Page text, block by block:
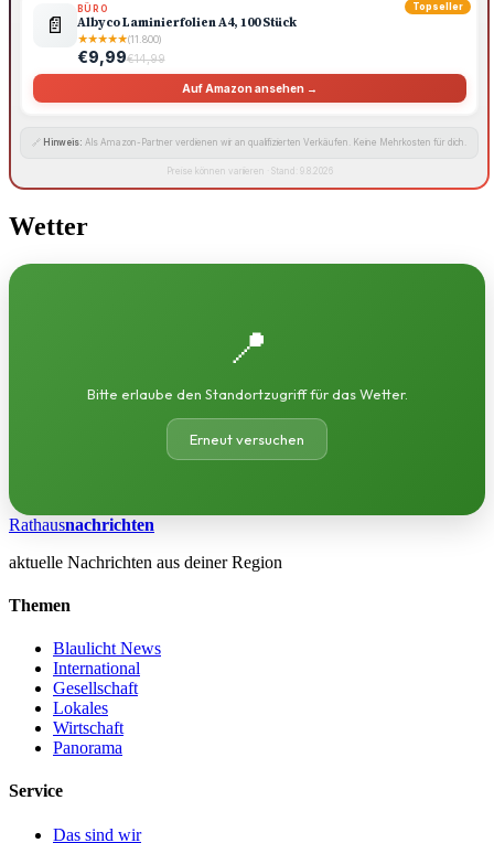
Topseller
📄
BÜRO
Albyco Laminierfolien A4, 100 Stück
★★★★★(11.800)
€9,99€14,99
Auf Amazon ansehen →
🔗 Hinweis: Als Amazon-Partner verdienen wir an qualifizierten Verkäufen. Keine Mehrkosten für dich.
Preise können variieren · Stand: 9.8.2026
Wetter
📍
Bitte erlaube den Standortzugriff für das Wetter.
Erneut versuchen
Rathausnachrichten
aktuelle Nachrichten aus deiner Region
Themen
Blaulicht News
International
Gesellschaft
Lokales
Wirtschaft
Panorama
Service
Das sind wir